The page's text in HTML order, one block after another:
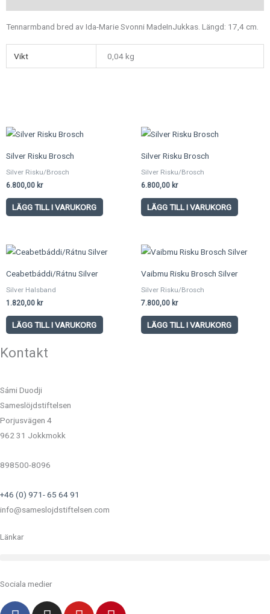
Tennarmband bred av Ida-Marie Svonni MadeInJukkas. Längd: 17,4 cm.
Vikt 0,04 kg
Silver Risku Brosch
Silver Risku/Brosch
6.800,00 kr
LÄGG TILL I VARUKORG
Silver Risku Brosch
Silver Risku/Brosch
6.800,00 kr
LÄGG TILL I VARUKORG
Ceabetbáddi/Rátnu Silver
Silver Halsband
1.820,00 kr
LÄGG TILL I VARUKORG
Vaibmu Risku Brosch Silver
Silver Risku/Brosch
7.800,00 kr
LÄGG TILL I VARUKORG
Kontakt
Sámi Duodji
Sameslöjdstiftelsen
Porjusvägen 4
962 31 Jokkmokk
898500-8096
+46 (0) 971- 65 64 91
info@sameslojdstiftelsen.com
Länkar
Sociala medier
F
I
Y
P